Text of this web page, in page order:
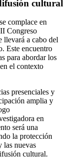
cultural
complace en
Congreso
llevará a cabo del
Este encuentro
para abordar los
el contexto
presenciales y
amplia y
en
será una
la protección
las nuevas
cultural.